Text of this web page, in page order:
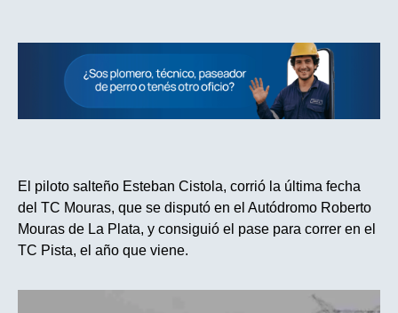
El piloto salteño Esteban Cistola, corrió la última fecha
del TC Mouras, que se disputó en el Autódromo Roberto
Mouras de La Plata, y consiguió el pase para correr en el
TC Pista, el año que viene.